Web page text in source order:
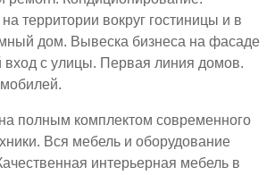
территории вокруг гостиницы и в
дом. Вывеска бизнеса на фасаде
вход с улицы. Первая линия домов.
полным комплектом современного
Вся мебель и оборудование
интерьерная мебель в